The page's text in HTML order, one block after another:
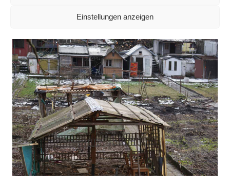
Einstellungen anzeigen